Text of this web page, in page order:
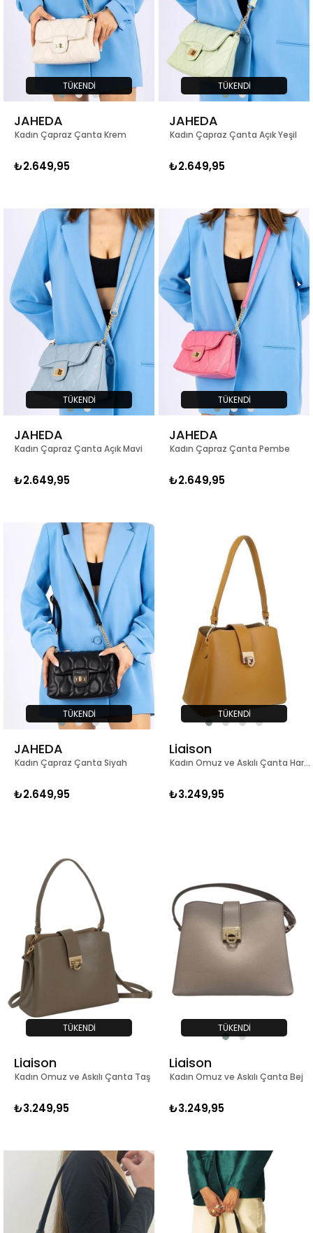
TÜKENDI
Kadın Çapraz Çanta Krem
JAHEDA
₺2.649,95
TÜKENDI
Kadın Çapraz Çanta Açık Yeşil
JAHEDA
₺2.649,95
TÜKENDI
Kadın Çapraz Çanta Açık Mavi
JAHEDA
₺2.649,95
TÜKENDI
Kadın Çapraz Çanta Pembe
JAHEDA
₺2.649,95
TÜKENDI
Kadın Çapraz Çanta Siyah
JAHEDA
₺2.649,95
TÜKENDI
Kadın Omuz ve Askılı Çanta Hardal
Liaison
₺3.249,95
TÜKENDI
Kadın Omuz ve Askılı Çanta Taş
Liaison
₺3.249,95
TÜKENDI
Kadın Omuz ve Askılı Çanta Bej
Liaison
₺3.249,95